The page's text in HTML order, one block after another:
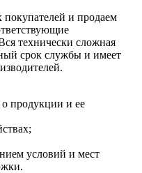
и продаем
технически сложная
срок службы и имеет
продукции и ее
условий и мест